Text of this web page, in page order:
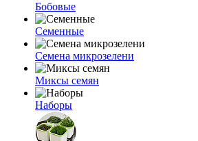
Бобовые
Семенные
Семена микрозелени
Миксы семян
Наборы